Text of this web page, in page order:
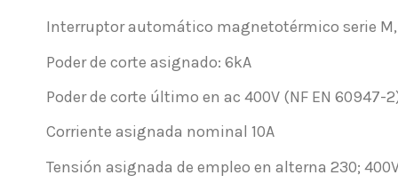
Interruptor automático magnetotérmico serie M, 4
Poder de corte asignado: 6kA
Poder de corte último en ac 400V (NF EN 60947-
Corriente asignada nominal 10A
Tensión asignada de empleo en alterna 230;